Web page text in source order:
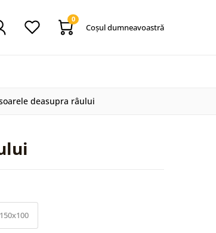
0
Coşul dumneavoastră
deasupra râului
150x100